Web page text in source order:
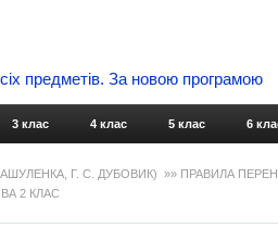
предметів. За новою програмою
3 клас 4 клас 5 клас 6
Г. С. ДУБОВИК) »» ПРАВИЛА
2 КЛАС